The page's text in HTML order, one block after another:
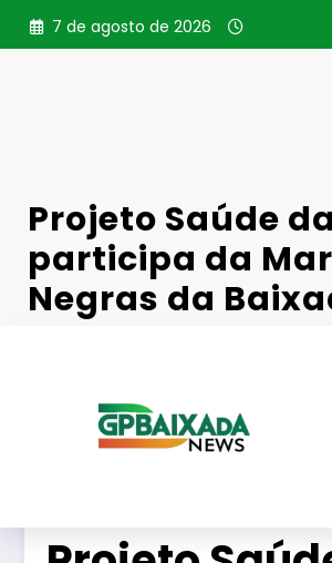
Pular
para
7 de agosto de 2026
Projeto Saúde
participa da
Negras da
Direitos Humanos